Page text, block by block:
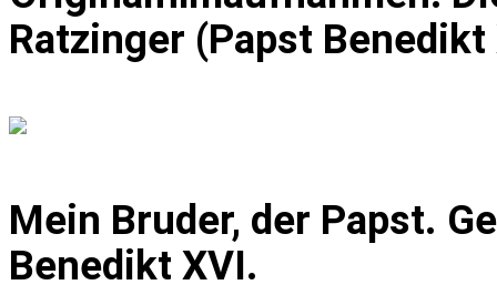
Ratzinger (Papst
Mein Bruder, der Papst.
Benedikt XVI.